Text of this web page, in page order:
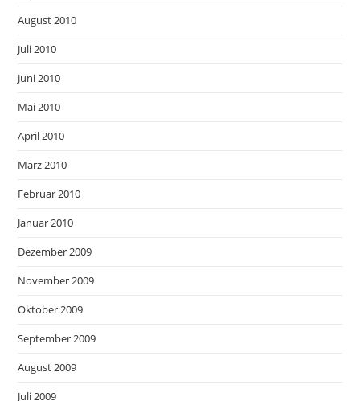
August 2010
Juli 2010
Juni 2010
Mai 2010
April 2010
März 2010
Februar 2010
Januar 2010
Dezember 2009
November 2009
Oktober 2009
September 2009
August 2009
Juli 2009